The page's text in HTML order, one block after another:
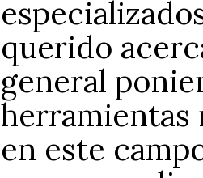
querido
general
herramientas
en este